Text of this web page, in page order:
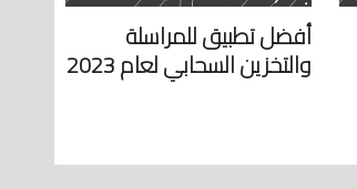
أفضل تطبيق للمراسلة
والتخزين السحابي لعام 2023